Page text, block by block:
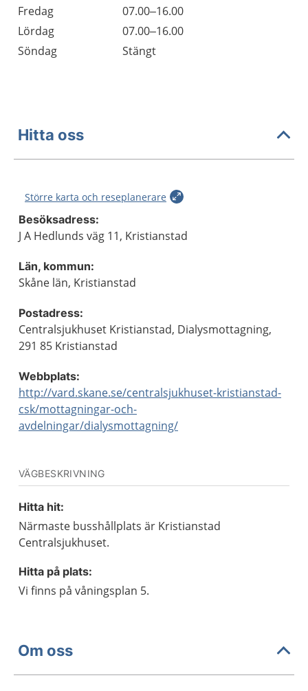
Fredag
07.00–16.00
Lördag
07.00–16.00
Söndag
Stängt
Hitta oss
Större karta och reseplanerare
Besöksadress:
J A Hedlunds väg 11, Kristianstad
Län, kommun:
Skåne län, Kristianstad
Postadress:
Centralsjukhuset Kristianstad, Dialysmottagning,
291 85 Kristianstad
Webbplats:
http://vard.skane.se/centralsjukhuset-kristianstad-
csk/mottagningar-och-
avdelningar/dialysmottagning/
VÄGBESKRIVNING
Hitta hit:
Närmaste busshållplats är Kristianstad
Centralsjukhuset.
Hitta på plats:
Vi finns på våningsplan 5.
Om oss